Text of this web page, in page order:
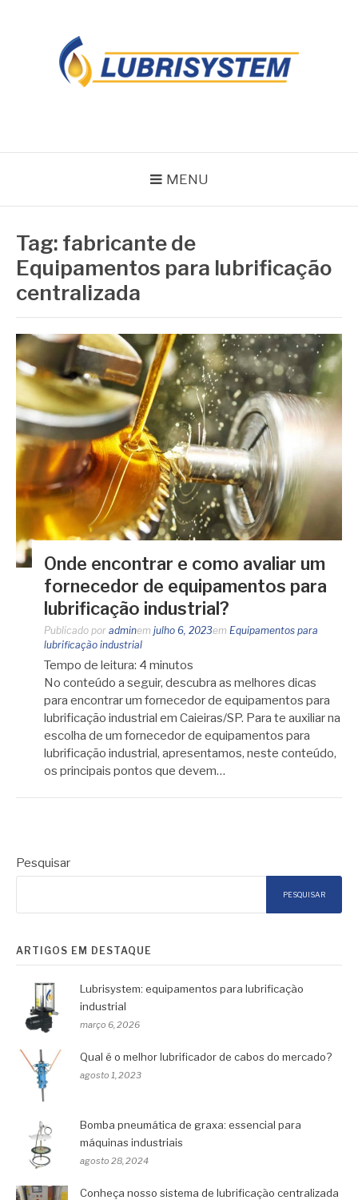
MENU
Tag: fabricante de
Equipamentos para lubrificação
centralizada
Onde encontrar e como avaliar um
fornecedor de equipamentos para
lubrificação industrial?
Publicado por adminem julho 6, 2023em Equipamentos para
lubrificação industrial
Tempo de leitura: 4 minutos
No conteúdo a seguir, descubra as melhores dicas
para encontrar um fornecedor de equipamentos para
lubrificação industrial em Caieiras/SP. Para te auxiliar na
escolha de um fornecedor de equipamentos para
lubrificação industrial, apresentamos, neste conteúdo,
os principais pontos que devem…
Pesquisar
PESQUISAR
ARTIGOS EM DESTAQUE
Lubrisystem: equipamentos para lubrificação
industrial
março 6, 2026
Qual é o melhor lubrificador de cabos do mercado?
agosto 1, 2023
Bomba pneumática de graxa: essencial para
máquinas industriais
agosto 28, 2024
Conheça nosso sistema de lubrificação centralizada